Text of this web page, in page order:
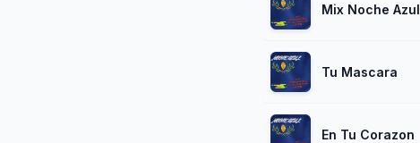
Mix Noche Azul
Tu Mascara
En Tu Corazon